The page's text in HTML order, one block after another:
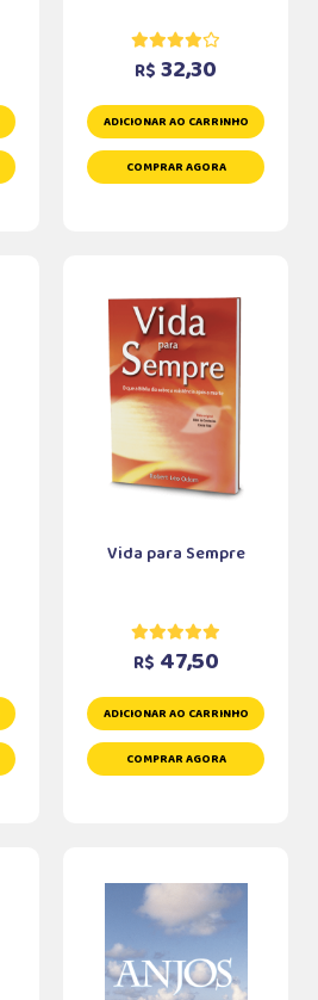
R$ 32,30
ADICIONAR AO CARRINHO
COMPRAR AGORA
Vida para Sempre
R$ 47,50
ADICIONAR AO CARRINHO
COMPRAR AGORA